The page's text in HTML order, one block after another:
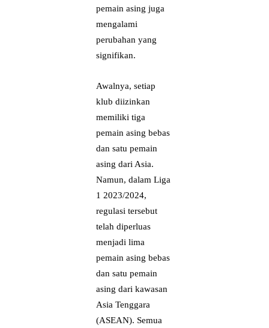
pemain asing juga
mengalami
perubahan yang
signifikan.
Awalnya, setiap
klub diizinkan
memiliki tiga
pemain asing bebas
dan satu pemain
asing dari Asia.
Namun, dalam Liga
1 2023/2024,
regulasi tersebut
telah diperluas
menjadi lima
pemain asing bebas
dan satu pemain
asing dari kawasan
Asia Tenggara
(ASEAN). Semua